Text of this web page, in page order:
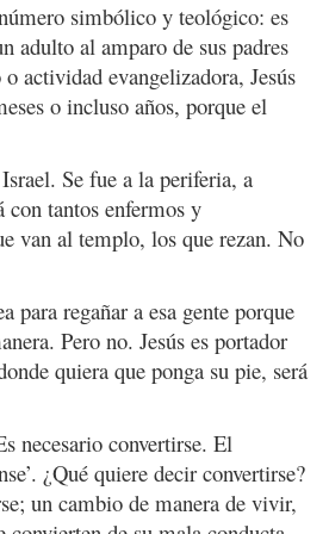
simbólico y teológico: es
adulto al amparo de sus padres
actividad evangelizadora, Jesús
o incluso años, porque el
Se fue a la periferia, a
con tantos enfermos y
van al templo, los que rezan. No
regañar a esa gente porque
Pero no. Jesús es portador
quiera que ponga su pie, será
necesario convertirse. El
¿Qué quiere decir convertirse?
un cambio de manera de vivir,